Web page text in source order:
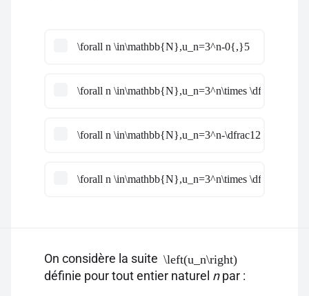
\forall n \in\mathbb{N},u_n=3^n-0{,}5
\forall n \in\mathbb{N},u_n=3^n\times
\forall n \in\mathbb{N},u_n=3^n-\dfrac12
\forall n \in\mathbb{N},u_n=3^n\times \dfrac52-
On considère la suite \left(u_n\right)
définie pour tout entier naturel npar :